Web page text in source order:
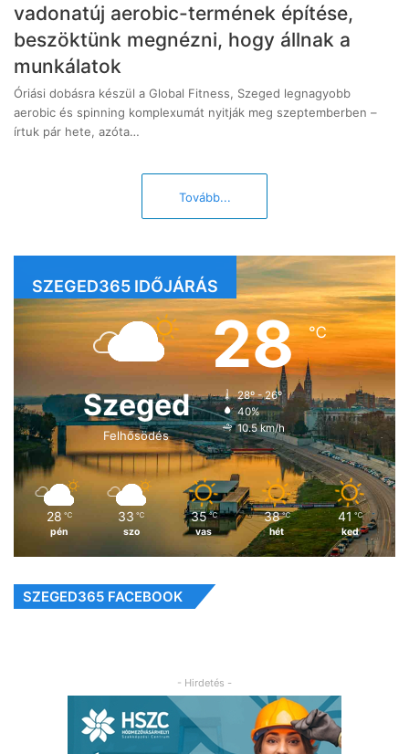
vadonatúj aerobic-termének építése,
beszöktünk megnézni, hogy állnak a
munkálatok
Óriási dobásra készül a Global Fitness, Szeged legnagyobb
aerobic és spinning komplexumát nyitják meg szeptemberben –
írtuk pár hete, azóta…
Tovább...
SZEGED365 IDŐJÁRÁS
Szeged
Felhősödés
28℃
28º - 26º
40%
10.5 km/h
28 ℃
pén
33 ℃
szo
35 ℃
vas
38 ℃
hét
41 ℃
ked
SZEGED365 FACEBOOK
- Hirdetés -